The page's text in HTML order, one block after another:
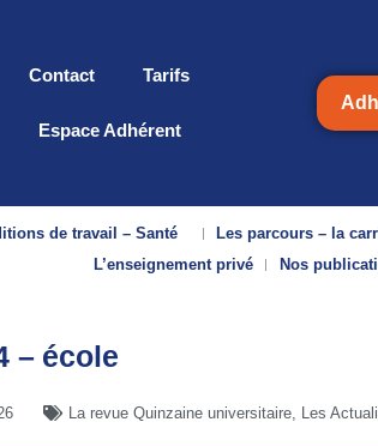
Contact Tarifs
Espace Adhérent
de travail – Santé Les parcours – la
L’enseignement privé
Nos
– école
La revue Quinzaine universitaire, Les